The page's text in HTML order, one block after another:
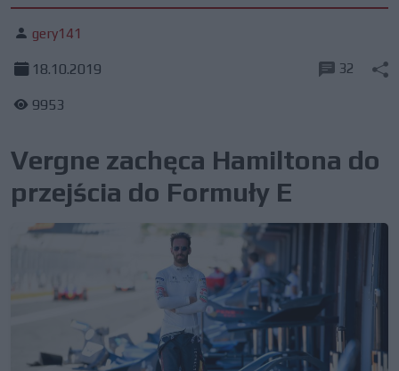
gery141
18.10.2019
9953
32
Vergne zachęca Hamiltona do
przejścia do Formuły E